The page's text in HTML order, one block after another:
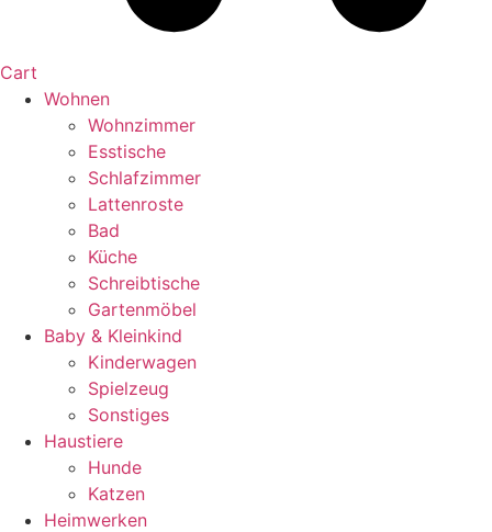
Cart
Wohnen
Wohnzimmer
Esstische
Schlafzimmer
Lattenroste
Bad
Küche
Schreibtische
Gartenmöbel
Baby & Kleinkind
Kinderwagen
Spielzeug
Sonstiges
Haustiere
Hunde
Katzen
Heimwerken